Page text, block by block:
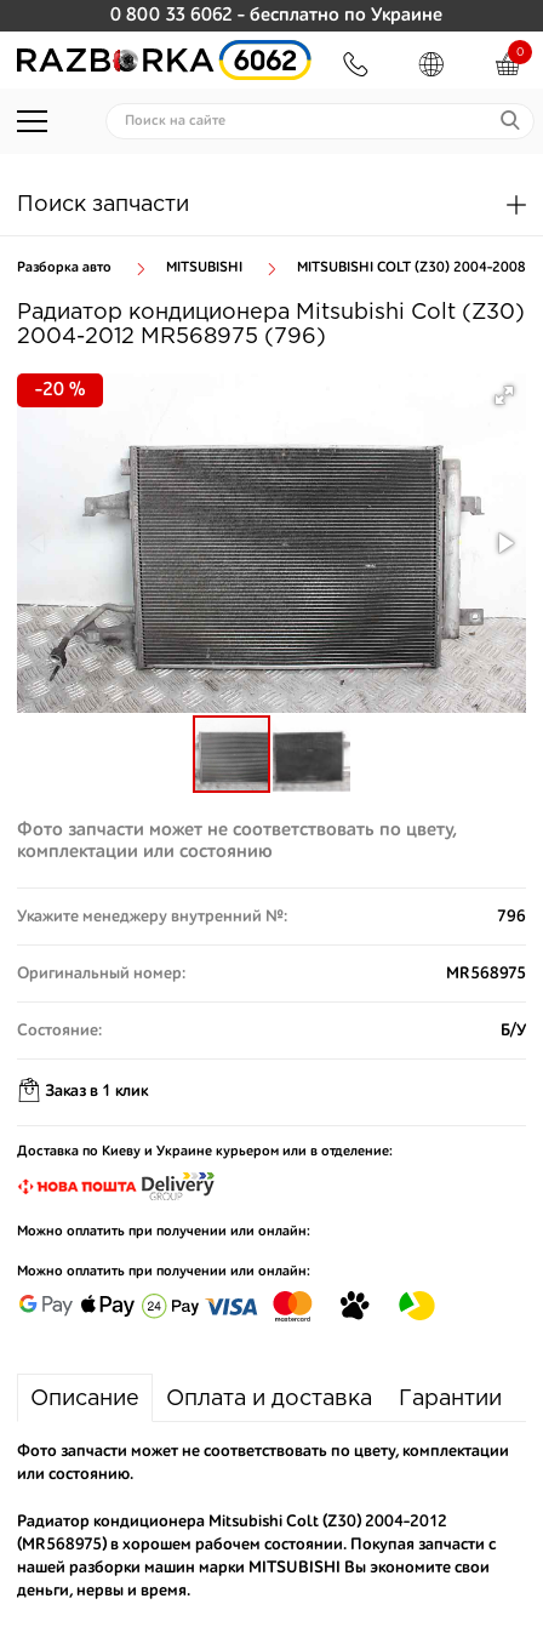
0 800 33 6062 - бесплатно по Украине
0
Поиск запчасти
Разборка авто MITSUBISHI MITSUBISHI COLT (Z30) 2004-2008
Радиатор кондиционера Mitsubishi Colt (Z30)
2004-2012 MR568975 (796)
-20 %
Фото запчасти может не соответствовать по цвету,
комплектации или состоянию
Укажите менеджеру внутренний №: 796
Оригинальный номер: MR568975
Состояние: Б/У
Заказ в 1 клик
Доставка по Киеву и Украине курьером или в отделение:
Можно оплатить при получении или онлайн:
Можно оплатить при получении или онлайн:
Описание Оплата и доставка Гарантии
Фото запчасти может не соответствовать по цвету, комплектации
или состоянию.
Радиатор кондиционера Mitsubishi Colt (Z30) 2004-2012
(MR568975) в хорошем рабочем состоянии. Покупая запчасти с
нашей разборки машин марки MITSUBISHI Вы экономите свои
деньги, нервы и время.